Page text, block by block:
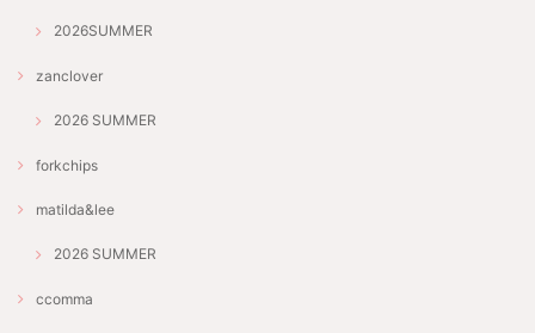
2026SUMMER
zanclover
2026 SUMMER
forkchips
matilda&lee
2026 SUMMER
ccomma